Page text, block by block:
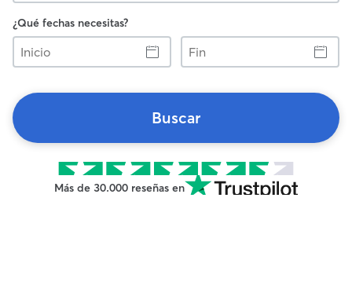
¿Qué fechas necesitas?
Inicio
Fin
Buscar
Más de 30.000 reseñas en